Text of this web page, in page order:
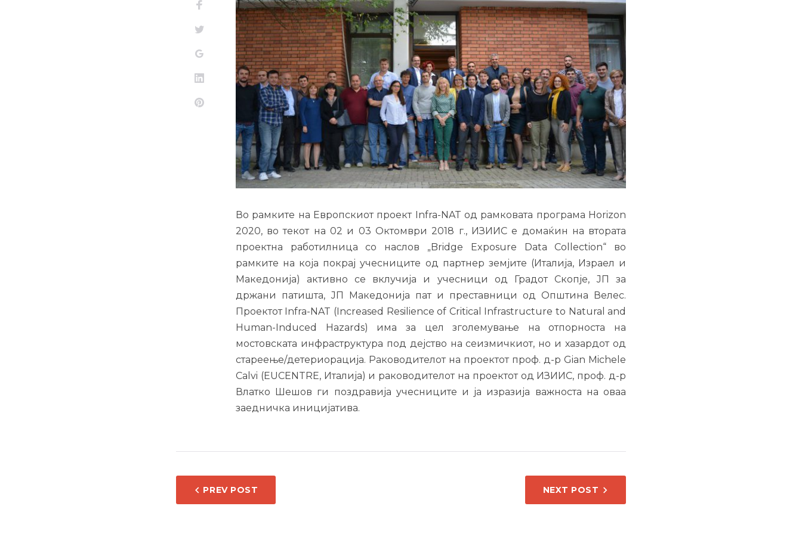
Facebook
Twitter
Google+
LinkedIn
Pinterest
Во рамките на Европскиот проект Infra-NAT од рамковата програма Horizon
2020, во текот на 02 и 03 Октомври 2018 г., ИЗИИС е домаќин на втората
проектна работилница со наслов „Bridge Exposure Data Collection“ во
рамките на која покрај учесниците од партнер земјите (Италија, Израел и
Македонија) активно се вклучија и учесници од Градот Скопје, ЈП за
држани патишта, ЈП Македонија пат и преставници од Општина Велес.
Проектот Infra-NAT (Increased Resilience of Critical Infrastructure to Natural and
Human-Induced Hazards) има за цел зголемување на отпорноста на
мостовската инфраструктура под дејство на сеизмичкиот, но и хазардот од
стареење/детериорација. Раководителот на проектот проф. д-р Gian Michele
Calvi (EUCENTRE, Италија) и раководителот на проектот од ИЗИИС, проф. д-р
Влатко Шешов ги поздравија учесниците и ја изразија важноста на оваа
заедничка иницијатива.
НАВИГАЦИЈА
PREV POST NEXT POST